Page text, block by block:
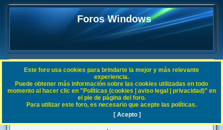
Foros Windows
FAQ
Índice general Preguntas Frecuentes
B
Preguntas Frecuentes
Este foro usa cookies para brindarte la mejor y más relevante
experiencia.
Puede obtener más información sobre las cookies utilizadas en todo
momento al hacer clic en "Políticas (cookies | aviso legal | privacidad)" en
el pie de página del foro.
Para utilizar este foro, es necesario que acepte las políticas.
[ Acepto ]